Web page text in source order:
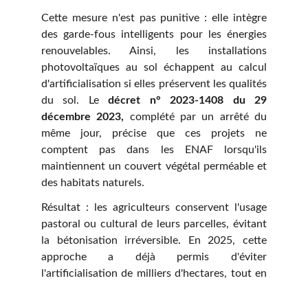
Cette mesure n'est pas punitive : elle intègre
des garde-fous intelligents pour les énergies
renouvelables. Ainsi, les installations
photovoltaïques au sol échappent au calcul
d'artificialisation si elles préservent les qualités
du sol. Ledécret n° 2023-1408 du 29
décembre 2023, complété par un arrêté du
même jour, précise que ces projets ne
comptent pas dans les ENAF lorsqu'ils
maintiennent un couvert végétal perméable et
des habitats naturels.
Résultat : les agriculteurs conservent l'usage
pastoral ou cultural de leurs parcelles, évitant
la bétonisation irréversible. En 2025, cette
approche a déjà permis d'éviter
l'artificialisation de milliers d'hectares, tout en